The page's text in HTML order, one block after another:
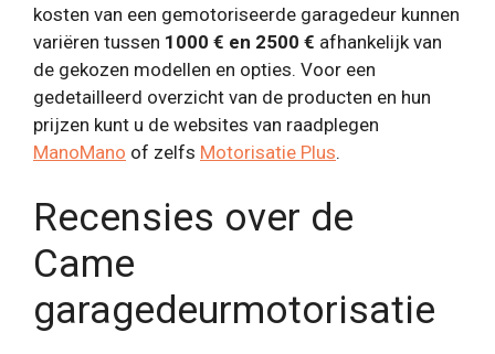
kosten van een gemotoriseerde garagedeur kunnen
variëren tussen 1000 € en 2500 € afhankelijk van
de gekozen modellen en opties. Voor een
gedetailleerd overzicht van de producten en hun
prijzen kunt u de websites van raadplegen
ManoMano of zelfs Motorisatie Plus.
Recensies over de
Came
garagedeurmotorisatie